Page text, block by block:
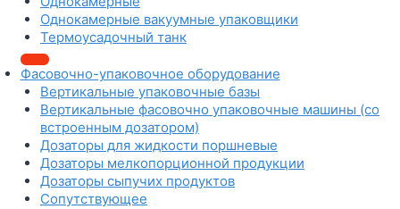
Однокамерные вакуумные упаковщики
Термоусадочный танк
Фасовочно-упаковочное оборудование
Вертикальные упаковочные базы
Вертикальные фасовочно упаковочные машины (со
встроенным дозатором)
Дозаторы для жидкости поршневые
Дозаторы мелкопорционной продукции
Дозаторы сыпучих продуктов
Сопутствующее